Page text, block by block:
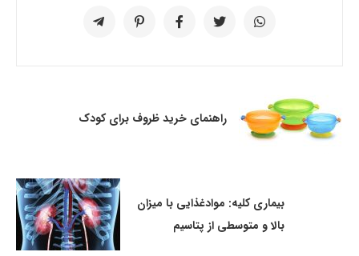
راهنمای خرید ظروف برای کودک
بیماری کلیه: موادغذایی با میزان
بالا و متوسطی از پتاسیم